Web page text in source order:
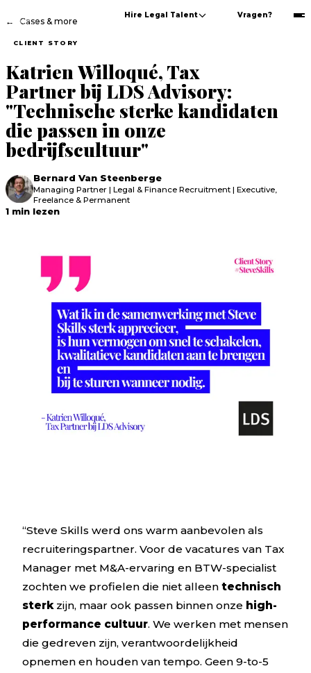
Hire Legal Talent Vragen?
← Cases & more
CLIENT STORY
Katrien Willoqué, Tax
Partner bij LDS Advisory:
"Technische sterke kandidaten
die passen in onze
bedrijfscultuur"
Bernard Van Steenberge
Managing Partner | Legal & Finance Recruitment | Executive,
Freelance & Permanent
1 min lezen
“Steve Skills werd ons warm aanbevolen als
recruiteringspartner. Voor de vacatures van Tax
Manager met M&A-ervaring en BTW-specialist
zochten we profielen die niet alleen technisch
sterkzijn, maar ook passen binnen onze high-
performance cultuur. We werken met mensen
die gedreven zijn, verantwoordelijkheid
opnemen en houden van tempo. Geen 9-to-5